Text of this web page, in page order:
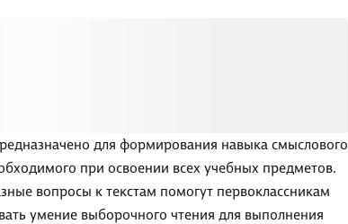
для формирования навыка смыслового
при освоении всех учебных предметов.
вопросы к текстам помогут первоклассникам
умение выборочного чтения для выполнения